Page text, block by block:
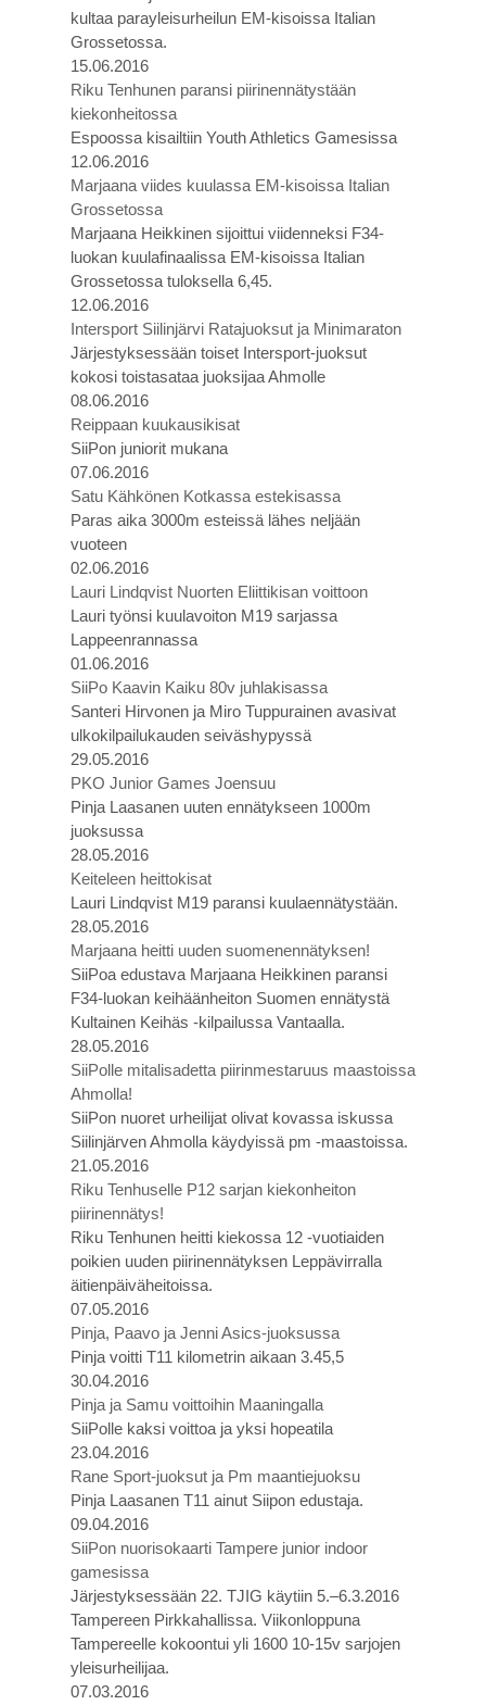
kultaa parayleisurheilun EM-kisoissa Italian
Grossetossa.
15.06.2016
Riku Tenhunen paransi piirinennätystään
kiekonheitossa
Espoossa kisailtiin Youth Athletics Gamesissa
12.06.2016
Marjaana viides kuulassa EM-kisoissa Italian
Grossetossa
Marjaana Heikkinen sijoittui viidenneksi F34-
luokan kuulafinaalissa EM-kisoissa Italian
Grossetossa tuloksella 6,45.
12.06.2016
Intersport Siilinjärvi Ratajuoksut ja Minimaraton
Järjestyksessään toiset Intersport-juoksut
kokosi toistasataa juoksijaa Ahmolle
08.06.2016
Reippaan kuukausikisat
SiiPon juniorit mukana
07.06.2016
Satu Kähkönen Kotkassa estekisassa
Paras aika 3000m esteissä lähes neljään
vuoteen
02.06.2016
Lauri Lindqvist Nuorten Eliittikisan voittoon
Lauri työnsi kuulavoiton M19 sarjassa
Lappeenrannassa
01.06.2016
SiiPo Kaavin Kaiku 80v juhlakisassa
Santeri Hirvonen ja Miro Tuppurainen avasivat
ulkokilpailukauden seiväshypyssä
29.05.2016
PKO Junior Games Joensuu
Pinja Laasanen uuten ennätykseen 1000m
juoksussa
28.05.2016
Keiteleen heittokisat
Lauri Lindqvist M19 paransi kuulaennätystään.
28.05.2016
Marjaana heitti uuden suomenennätyksen!
SiiPoa edustava Marjaana Heikkinen paransi
F34-luokan keihäänheiton Suomen ennätystä
Kultainen Keihäs -kilpailussa Vantaalla.
28.05.2016
SiiPolle mitalisadetta piirinmestaruus maastoissa
Ahmolla!
SiiPon nuoret urheilijat olivat kovassa iskussa
Siilinjärven Ahmolla käydyissä pm -maastoissa.
21.05.2016
Riku Tenhuselle P12 sarjan kiekonheiton
piirinennätys!
Riku Tenhunen heitti kiekossa 12 -vuotiaiden
poikien uuden piirinennätyksen Leppävirralla
äitienpäiväheitoissa.
07.05.2016
Pinja, Paavo ja Jenni Asics-juoksussa
Pinja voitti T11 kilometrin aikaan 3.45,5
30.04.2016
Pinja ja Samu voittoihin Maaningalla
SiiPolle kaksi voittoa ja yksi hopeatila
23.04.2016
Rane Sport-juoksut ja Pm maantiejuoksu
Pinja Laasanen T11 ainut Siipon edustaja.
09.04.2016
SiiPon nuorisokaarti Tampere junior indoor
gamesissa
Järjestyksessään 22. TJIG käytiin 5.–6.3.2016
Tampereen Pirkkahallissa. Viikonloppuna
Tampereelle kokoontui yli 1600 10-15v sarjojen
yleisurheilijaa.
07.03.2016